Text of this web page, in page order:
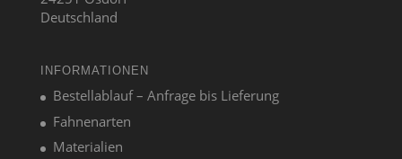
Deutschland
INFORMATIONEN
Bestellablauf – Anfrage bis Lieferung
Fahnenarten
Materialien